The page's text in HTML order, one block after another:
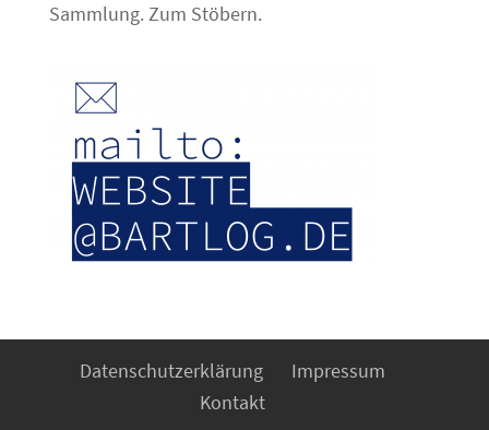
Sammlung. Zum Stöbern.
Datenschutzerklärung
Impressum
Kontakt